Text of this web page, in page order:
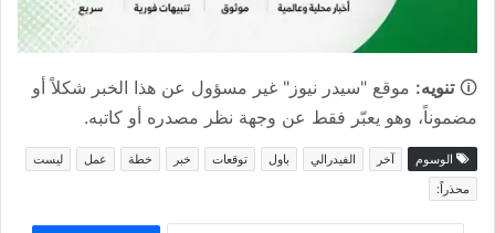
🛈تنويه: موقع "سيدر نيوز" غير مسؤول عن هذا الخبر شكلاً أو
مضموناً، وهو يعبّر فقط عن وجهة نظر مصدره أو كاتبه.
الوسوم آخر الفيدرالي باول توقعات خبر خطة عمل
ليست
محذراً: